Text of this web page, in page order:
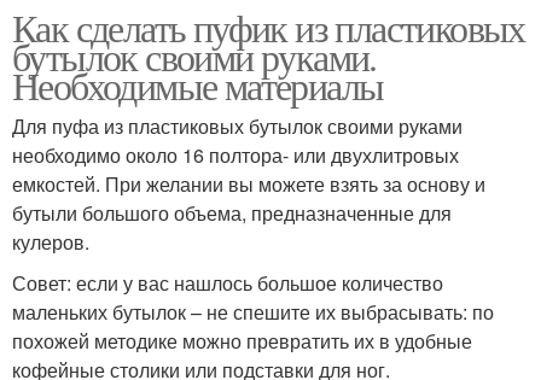
Как сделать пуфик из пластиковых
бутылок своими руками.
Необходимые материалы
Для пуфа из пластиковых бутылок своими руками
необходимо около 16 полтора- или двухлитровых
емкостей. При желании вы можете взять за основу и
бутыли большого объема, предназначенные для
кулеров.
Совет: если у вас нашлось большое количество
маленьких бутылок – не спешите их выбрасывать: по
похожей методике можно превратить их в удобные
кофейные столики или подставки для ног.